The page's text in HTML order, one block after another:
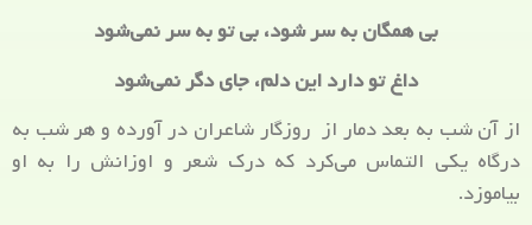
بی همگان به سر شود، بی تو به سر نمی‌شود
داغ تو دارد این دلم، جای دگر نمی‌شود
از آن شب به بعد دمار از روزگار شاعران در آورده و هر شب به
درگاه یکی التماس می‌کرد که درک شعر و اوزانش را به او
بیاموزد.